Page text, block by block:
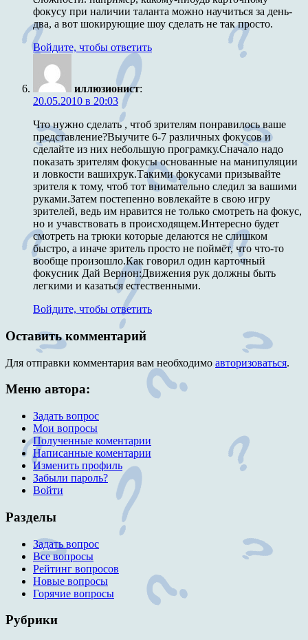
фокусу при наличии таланта можно научиться за день-
два, а вот шокирующие шоу сделать не так просто.
Войдите, чтобы ответить
иллюзионист:
20.05.2010 в 20:03
Что нужно сделать , чтоб зрителям понравилось ваше
представление?Выучите 6-7 различных фокусов и
сделайте из них небольшую програмку.Сначало надо
показать зрителям фокусы основанные на манипуляции
и ловкости вашихрук.Такими фокусами призывайте
зрителя к тому, чтоб тот внимательно следил за вашими
руками.Затем постепенно вовлекайте в свою игру
зрителей, ведь им нравится не только смотреть на фокус,
но и учавствовать в происходящем.Интересно будет
смотреть на трюки которые делаются не слишком
быстро, а иначе зритель просто не поймёт, что что-то
вообще произошло.Как говорил один карточный
фокусник Дай Вернон:Движения рук должны быть
легкими и казаться естественными.
Войдите, чтобы ответить
Оставить комментарий
Для отправки комментария вам необходимо авторизоваться.
Меню автора:
Задать вопрос
Мои вопросы
Полученные коментарии
Написанные коментарии
Изменить профиль
Забыли пароль?
Войти
Разделы
Задать вопрос
Все вопросы
Рейтинг вопросов
Новые вопросы
Горячие вопросы
Рубрики